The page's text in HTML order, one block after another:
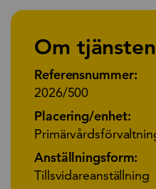
Om tjänsten
Referensnummer:
2026/500
Placering/enhet:
Anställningsform:
Tillsvidareanställning